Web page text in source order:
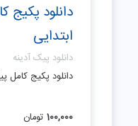
دانلود
ابتدایی
دانلود پیک آدینه
دانلود پکیج کامل
100,000 تومان